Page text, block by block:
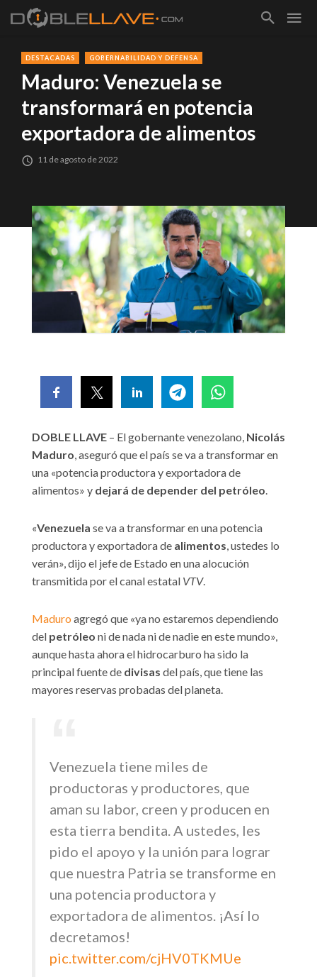
DESTACADAS GOBERNABILIDAD Y DEFENSA
Maduro: Venezuela se
transformará en potencia
exportadora de alimentos
11 de agosto de 2022
DOBLE LLAVE – El gobernante venezolano, Nicolás
Maduro, aseguró que el país se va a transformar en
una «potencia productora y exportadora de
alimentos» y dejará de depender del petróleo.
«Venezuela se va a transformar en una potencia
productora y exportadora de alimentos, ustedes lo
verán», dijo el jefe de Estado en una alocución
transmitida por el canal estatal VTV.
Maduro agregó que «ya no estaremos dependiendo
del petróleo ni de nada ni de nadie en este mundo»,
aunque hasta ahora el hidrocarburo ha sido la
principal fuente de divisas del país, que tiene las
mayores reservas probadas del planeta.
Venezuela tiene miles de
productoras y productores, que
aman su labor, creen y producen en
esta tierra bendita. A ustedes, les
pido el apoyo y la unión para lograr
que nuestra Patria se transforme en
una potencia productora y
exportadora de alimentos. ¡Así lo
decretamos!
pic.twitter.com/cjHV0TKMUe